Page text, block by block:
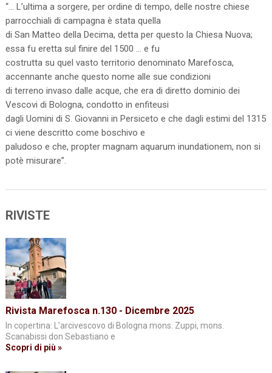
“… L’ultima a sorgere, per ordine di tempo, delle nostre chiese
parrocchiali di campagna è stata quella
di San Matteo della Decima, detta per questo la Chiesa Nuova;
essa fu eretta sul finire del 1500 … e fu
costrutta su quel vasto territorio denominato Marefosca,
accennante anche questo nome alle sue condizioni
di terreno invaso dalle acque, che era di diretto dominio dei
Vescovi di Bologna, condotto in enfiteusi
dagli Uomini di S. Giovanni in Persiceto e che dagli estimi del 1315
ci viene descritto come boschivo e
paludoso e che, propter magnam aquarum inundationem, non si
potè misurare”.
RIVISTE
Rivista Marefosca n.130 - Dicembre 2025
In copertina: L’arcivescovo di Bologna mons. Zuppi, mons.
Scanabissi don Sebastiano e
Scopri di più »